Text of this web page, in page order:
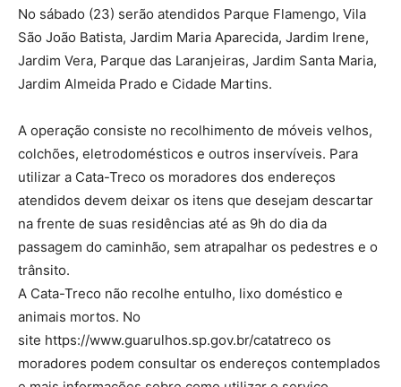
No sábado (23) serão atendidos Parque Flamengo, Vila
São João Batista, Jardim Maria Aparecida, Jardim Irene,
Jardim Vera, Parque das Laranjeiras, Jardim Santa Maria,
Jardim Almeida Prado e Cidade Martins.
A operação consiste no recolhimento de móveis velhos,
colchões, eletrodomésticos e outros inservíveis. Para
utilizar a Cata-Treco os moradores dos endereços
atendidos devem deixar os itens que desejam descartar
na frente de suas residências até as 9h do dia da
passagem do caminhão, sem atrapalhar os pedestres e o
trânsito.
A Cata-Treco não recolhe entulho, lixo doméstico e
animais mortos. No
site https://www.guarulhos.sp.gov.br/catatreco os
moradores podem consultar os endereços contemplados